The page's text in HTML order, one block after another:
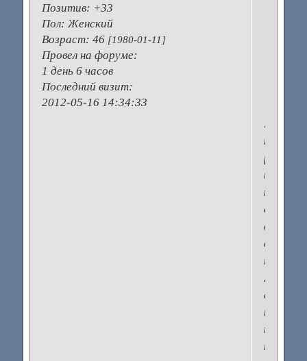
Позитив: +33
Пол: Женский
Возраст: 46 [1980-01-11]
Провел на форуме:
1 день 6 часов
Последний визит:
2012-05-16 14:34:33
Просто
после
родов
и
от
всех
духов
Даже
если
так
не